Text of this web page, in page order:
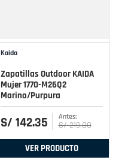
Kaida
Zapatillas Outdoor KAIDA
Mujer 1770-M26Q2
Marino/Purpura
S/ 142.35 S/ 219.00
VER PRODUCTO